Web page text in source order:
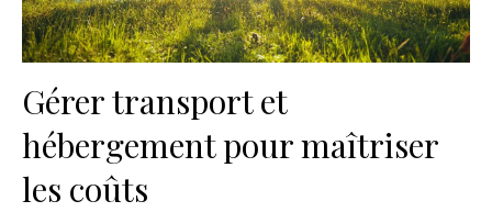
Gérer transport et
hébergement pour maîtriser
les coûts